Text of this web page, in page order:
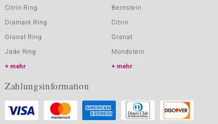
Citrin Ring
Diamant Ring
Granat Ring
Jade Ring
mehr
Bernstein
Citrin
Granat
Mondstein
mehr
Zahlungsinformation